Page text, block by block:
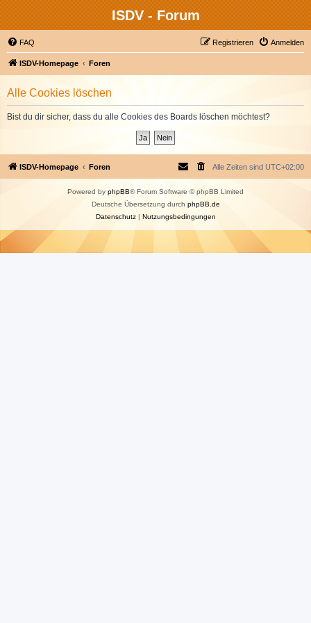
ISDV - Forum
FAQ Anmelden
Registrieren
ISDV-Homepage Foren
Alle Cookies löschen
Bist du dir sicher, dass du alle Cookies des Boards löschen möchtest?
ISDV-Homepage Foren Alle Zeiten sind UTC+02:00
Powered by phpBB® Forum Software © phpBB Limited
Deutsche Übersetzung durch phpBB.de
Datenschutz| Nutzungsbedingungen